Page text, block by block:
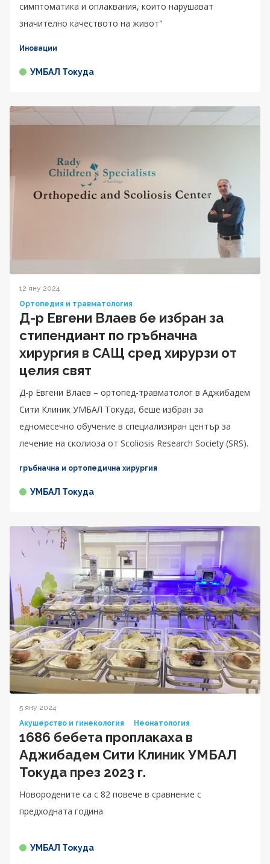
симптоматика и оплаквания, които нарушават
значително качеството на живот"
Иновации
УМБАЛ Токуда
12 яну 2024
Ортопедия и травматология
Д-р Евгени Влаев бе избран за
стипендиант по гръбначна
хирургия в САЩ сред хирурзи от
целия свят
Д-р Евгени Влаев – ортопед-травматолог в Аджибадем
Сити Клиник УМБАЛ Токуда, беше избран за
едномесечно обучение в специализиран център за
лечение на сколиоза от Scoliosis Research Society (SRS).
гръбначна и ортопедична хирургия
УМБАЛ Токуда
5 яну 2024
Акушерство и гинекология
Неонатология
1686 бебета проплакаха в
Аджибадем Сити Клиник УМБАЛ
Токуда през 2023 г.
Новородените са с 82 повече в сравнение с
предходната година
УМБАЛ Токуда